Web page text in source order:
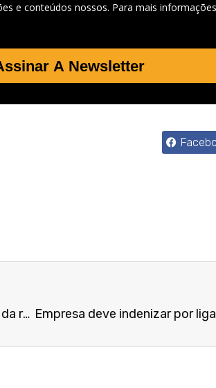
e conteúdos nossos. Para mais
A Newsletter
Consulta à data de admissão define aplicabilidade da reforma trabalhista sobre intervalo intrajornada